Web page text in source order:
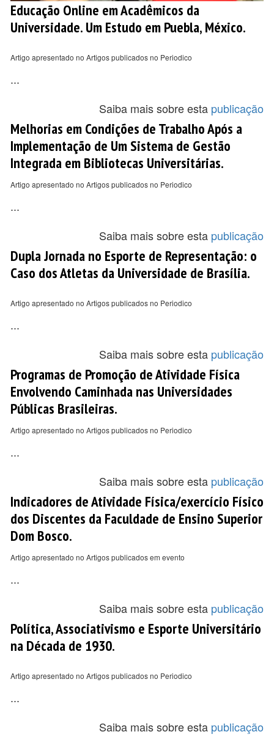
Educação Online em Acadêmicos da
Universidade. Um Estudo em Puebla, México.
Artigo apresentado no Artigos publicados no Periodico
...
Saiba mais sobre esta publicação
Melhorias em Condições de Trabalho Após a
Implementação de Um Sistema de Gestão
Integrada em Bibliotecas Universitárias.
Artigo apresentado no Artigos publicados no Periodico
...
Saiba mais sobre esta publicação
Dupla Jornada no Esporte de Representação: o
Caso dos Atletas da Universidade de Brasília.
Artigo apresentado no Artigos publicados no Periodico
...
Saiba mais sobre esta publicação
Programas de Promoção de Atividade Física
Envolvendo Caminhada nas Universidades
Públicas Brasileiras.
Artigo apresentado no Artigos publicados no Periodico
...
Saiba mais sobre esta publicação
Indicadores de Atividade Física/exercício Físico
dos Discentes da Faculdade de Ensino Superior
Dom Bosco.
Artigo apresentado no Artigos publicados em evento
...
Saiba mais sobre esta publicação
Política, Associativismo e Esporte Universitário
na Década de 1930.
Artigo apresentado no Artigos publicados no Periodico
...
Saiba mais sobre esta publicação